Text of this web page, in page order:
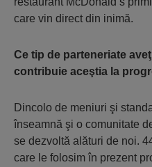
care vin direct din inimă.
Ce tip de parteneriate
contribuie aceştia la
Dincolo de meniuri şi
înseamnă şi o comunitate
se dezvoltă alături de noi.
care le folosim în prezent